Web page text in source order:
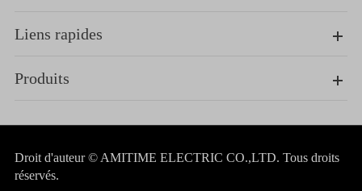
Liens rapides
Produits
Droit d'auteur © AMITIME ELECTRIC CO.,LTD. Tous droits
réservés.